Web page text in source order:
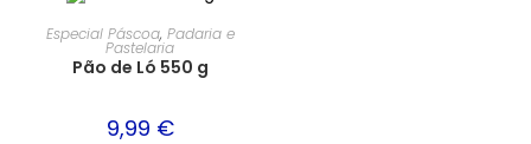
Especial Páscoa, Padaria e
Pastelaria
Pão de Ló 550 g
9,99 €